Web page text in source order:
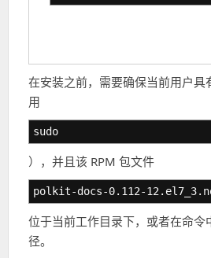
在安装之前，需要确保当前用户具
用
sudo
），并且该 RPM 包文件
polkit-docs-0.112-
位于当前工作目录下，或者在命令
径。